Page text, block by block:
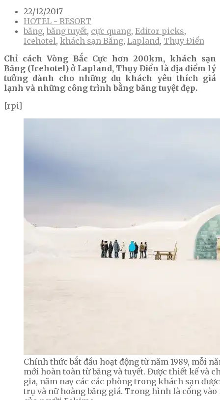
22/12/2017
HOTEL - RESORT
băng, băng tuyết, cực quang, Editor picks,
Icehotel, khách sạn Băng, Lapland, Thụy Điển
Chỉ cách Vòng Bắc Cực hơn 200km, khách sạn
Băng (Icehotel) ở Lapland, Thụy Điển là địa điểm lý
tưởng dành cho những du khách yêu thích giá
lạnh và những công trình bằng băng tuyệt đẹp.
[rpi]
Chính thức bắt đầu hoạt động từ năm 1989, mỗi
mới hoàn toàn từ băng và tuyết. Được thiết kế và
gia, năm nay các các phòng trong khách sạn
trụ và nữ hoàng băng giá. Trong hình là cổng